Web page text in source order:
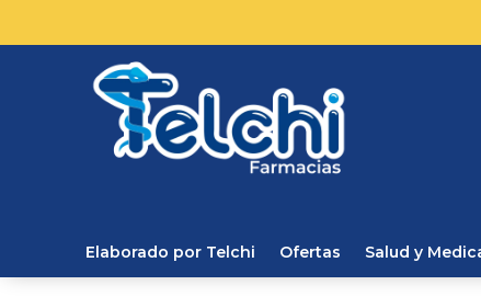
Elaborado por Telchi Ofertas Salud y